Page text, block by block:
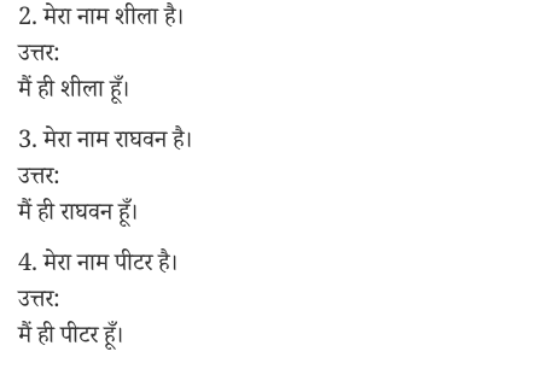
2. मेरा नाम शीला है।
उत्तर:
मैं ही शीला हूँ।
3. मेरा नाम राघवन है।
उत्तर:
मैं ही राघवन हूँ।
4. मेरा नाम पीटर है।
उत्तर:
मैं ही पीटर हूँ।